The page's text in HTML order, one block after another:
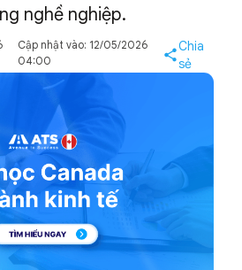
nghề nghiệp.
Cập nhật vào: 12/05/2026
04:00
Chia
sẻ